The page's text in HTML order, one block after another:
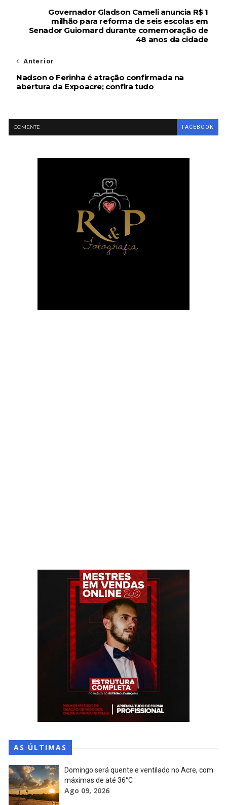
Governador Gladson Cameli anuncia R$ 1
milhão para reforma de seis escolas em
Senador Guiomard durante comemoração de
48 anos da cidade
Anterior
Nadson o Ferinha é atração confirmada na
abertura da Expoacre; confira tudo
COMENTE FACEBOOK
AS ÚLTIMAS
Domingo será quente e ventilado no Acre, com
máximas de até 36°C
Ago 09, 2026